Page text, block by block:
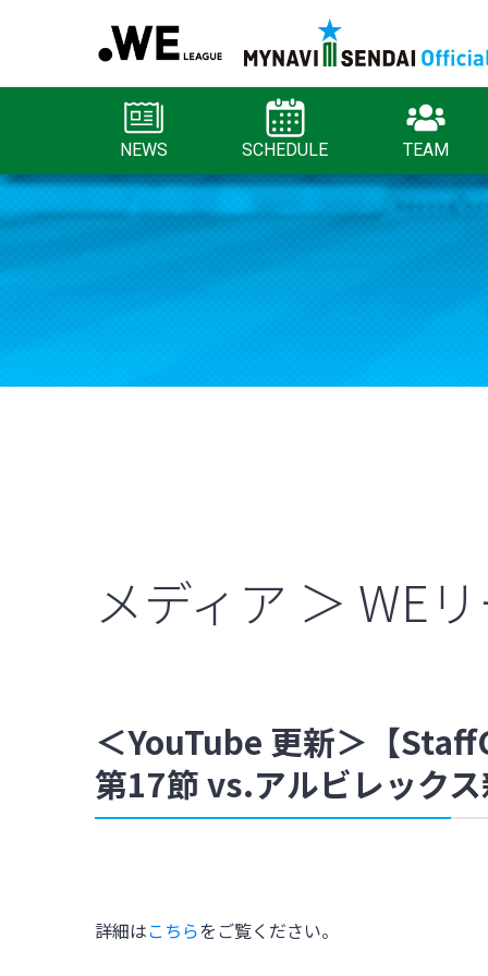
NEWS SCHEDULE TEAM
メディア ＞ WE
＜YouTube 更新＞【
第17節 vs.アルビレック
詳細はこちらをご覧ください。